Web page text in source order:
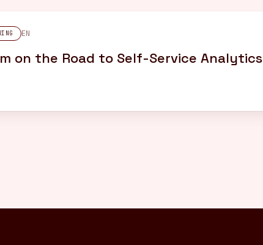
EN
on the Road to Self-Service Analytics